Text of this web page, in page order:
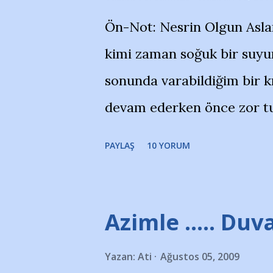
bildiriyordu.. Bu grup
''Açık ve net olarak
yanısıra, bu takımlara ait
Bursa Büyükşehir
merkezlerini de
Ön-Not: Nesrin Olgun
kimi zaman soğuk bir
sonunda varabildiğim bir
devam ederken önce zor
Temsilcisi Faruk Zapçı’nın
Hikayesi’ne başlıyorum…
PAYLAŞ 10 YORUM
Azimle .....
Yazan: Ati Ağustos 05, 2009